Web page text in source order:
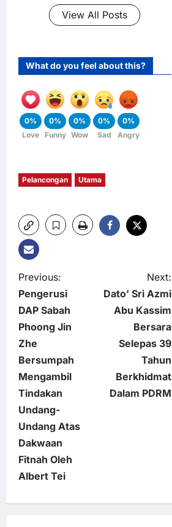
View All Posts
What do you feel about this?
0%
Love
0%
Funny
0%
Wow
0%
Sad
0%
Angry
Pelancongan Utama
P
o
s
t
n
a
v
i
g
Previous:
Pengerusi
DAP Sabah
Phoong Jin
Zhe
Bersumpah
Mengambil
Tindakan
Undang-
Undang Atas
Dakwaan
Fitnah Oleh
Albert Tei
Next:
Dato’ Sri Azmi
Abu Kassim
Bersara
Selepas 39
Tahun
Berkhidmat
Dalam PDRM